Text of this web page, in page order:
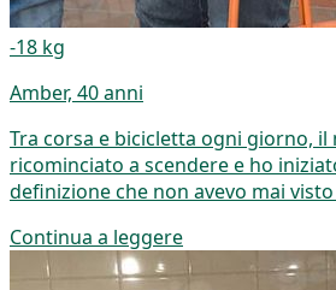
-18 kg
Amber, 40 anni
Tra corsa e bicicletta ogni giorno, il
ricominciato a scendere e ho
definizione che non avevo mai
Continua a leggere